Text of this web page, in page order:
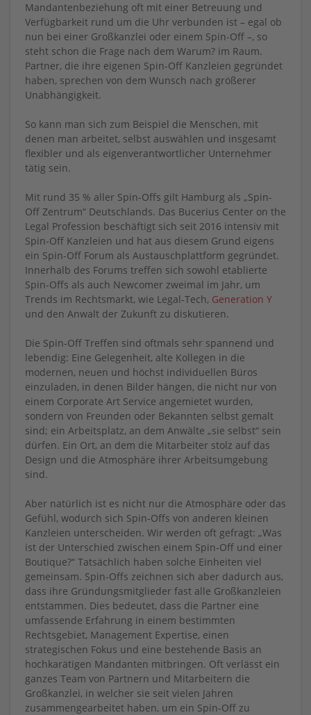
Mandantenbeziehung oft mit einer Betreuung und
Verfügbarkeit rund um die Uhr verbunden ist – egal ob
nun bei einer Großkanzlei oder einem Spin-Off –, so
steht schon die Frage nach dem Warum? im Raum.
Partner, die ihre eigenen Spin-Off Kanzleien gegründet
haben, sprechen von dem Wunsch nach größerer
Unabhängigkeit.
So kann man sich zum Beispiel die Menschen, mit
denen man arbeitet, selbst auswählen und insgesamt
flexibler und als eigenverantwortlicher Unternehmer
tätig sein.
Mit rund 35 % aller Spin-Offs gilt Hamburg als „Spin-
Off Zentrum“ Deutschlands. Das Bucerius Center on the
Legal Profession beschäftigt sich seit 2016 intensiv mit
Spin-Off Kanzleien und hat aus diesem Grund eigens
ein Spin-Off Forum als Austauschplattform gegründet.
Innerhalb des Forums treffen sich sowohl etablierte
Spin-Offs als auch Newcomer zweimal im Jahr, um
Trends im Rechtsmarkt, wie Legal-Tech, Generation Y
und den Anwalt der Zukunft zu diskutieren.
Die Spin-Off Treffen sind oftmals sehr spannend und
lebendig: Eine Gelegenheit, alte Kollegen in die
modernen, neuen und höchst individuellen Büros
einzuladen, in denen Bilder hängen, die nicht nur von
einem Corporate Art Service angemietet wurden,
sondern von Freunden oder Bekannten selbst gemalt
sind; ein Arbeitsplatz, an dem Anwälte „sie selbst“ sein
dürfen. Ein Ort, an dem die Mitarbeiter stolz auf das
Design und die Atmosphäre ihrer Arbeitsumgebung
sind.
Aber natürlich ist es nicht nur die Atmosphäre oder das
Gefühl, wodurch sich Spin-Offs von anderen kleinen
Kanzleien unterscheiden. Wir werden oft gefragt: „Was
ist der Unterschied zwischen einem Spin-Off und einer
Boutique?“ Tatsächlich haben solche Einheiten viel
gemeinsam. Spin-Offs zeichnen sich aber dadurch aus,
dass ihre Gründungsmitglieder fast alle Großkanzleien
entstammen. Dies bedeutet, dass die Partner eine
umfassende Erfahrung in einem bestimmten
Rechtsgebiet, Management Expertise, einen
strategischen Fokus und eine bestehende Basis an
hochkarätigen Mandanten mitbringen. Oft verlässt ein
ganzes Team von Partnern und Mitarbeitern die
Großkanzlei, in welcher sie seit vielen Jahren
zusammengearbeitet haben, um ein Spin-Off zu